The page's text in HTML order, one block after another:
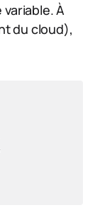
À
du cloud),